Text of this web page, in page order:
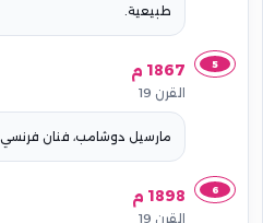
طبيعية.
5 1867 م
القرن 19
مارسيل دوشامب، فنان
6 1898 م
القرن 19